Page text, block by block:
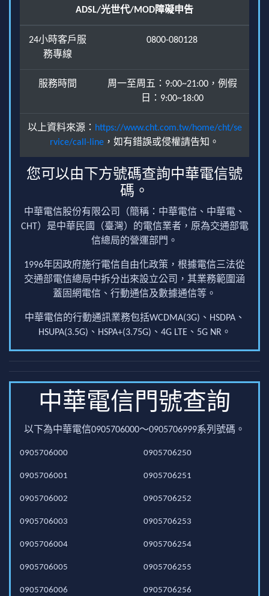
ADSL/光世代/MOD障礙申告
24小時客戶服
務專線
0800-080128
服務時間
周一至周五：9:00~21:00，例假
日：9:00~18:00
以上資料來源： https://www.cht.com.tw/home/cht/se
rvice/call-line ，如有錯誤或侵權請告知。
您可以由下方號碼查詢中華電信號
碼。
中華電信股份有限公司（簡稱：中華電信、中華電、
CHT）是中華民國（臺灣）的電信業者，原為交通部電
信總局的營運部門。
1996年因政府施行電信自由化政策，根據電信三法從
交通部電信總局中拆分出來設立公司，其業務範圍涵
蓋固網電信、行動通信及數據通信等。
中華電信的行動通訊業務包括WCDMA(3G)、HSDPA、
HSUPA(3.5G)、HSPA+(3.75G)、4G LTE、5G NR。
中華電信門號查詢
以下為中華電信0905706000～0905706999系列號碼。
0905706000
0905706001
0905706002
0905706003
0905706004
0905706005
0905706006
0905706250
0905706251
0905706252
0905706253
0905706254
0905706255
0905706256